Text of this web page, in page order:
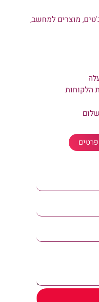
, מוצרים למחשב,
הלקוחות